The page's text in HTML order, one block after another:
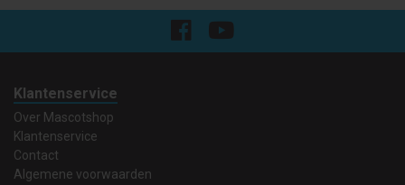
Klantenservice
Over Mascotshop
Klantenservice
Contact
Algemene voorwaarden